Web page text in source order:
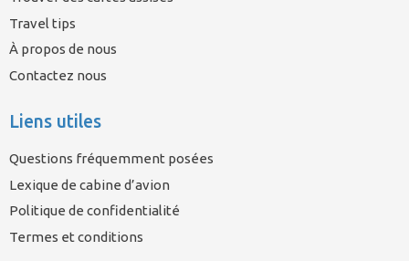
Travel tips
À propos de nous
Contactez nous
Liens utiles
Questions fréquemment posées
Lexique de cabine d’avion
Politique de confidentialité
Termes et conditions